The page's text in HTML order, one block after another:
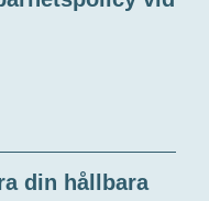
din hållbara